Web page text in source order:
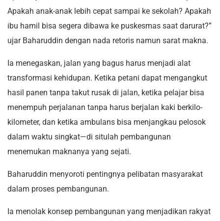
Apakah anak-anak lebih cepat sampai ke sekolah? Apakah
ibu hamil bisa segera dibawa ke puskesmas saat darurat?”
ujar Baharuddin dengan nada retoris namun sarat makna.
Ia menegaskan, jalan yang bagus harus menjadi alat
transformasi kehidupan. Ketika petani dapat mengangkut
hasil panen tanpa takut rusak di jalan, ketika pelajar bisa
menempuh perjalanan tanpa harus berjalan kaki berkilo-
kilometer, dan ketika ambulans bisa menjangkau pelosok
dalam waktu singkat—di situlah pembangunan
menemukan maknanya yang sejati.
Baharuddin menyoroti pentingnya pelibatan masyarakat
dalam proses pembangunan.
Ia menolak konsep pembangunan yang menjadikan rakyat